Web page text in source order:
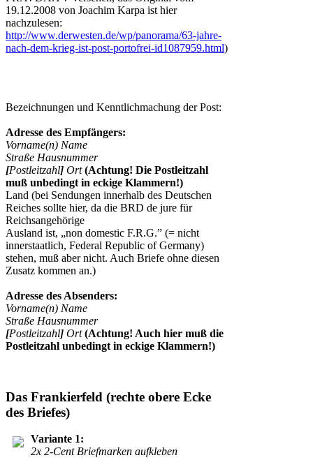
19.12.2008 von Joachim Karpa ist hier
nachzulesen:
http://www.derwesten.de/wp/panorama/63-jahre-
nach-dem-krieg-ist-post-portofrei-id1087959.html)
Bezeichnungen und Kenntlichmachung der Post:
Adresse des Empfängers:
Vorname(n) Name
Straße Hausnummer
[Postleitzahl] Ort (Achtung! Die Postleitzahl
muß unbedingt in eckige Klammern!)
Land (bei Sendungen innerhalb des Deutschen
Reiches sollte hier, da die BRD de jure für
Reichsangehörige
Ausland ist, „non domestic F.R.G.” (= nicht
innerstaatlich, Federal Republic of Germany)
stehen, muß aber nicht. Auch Briefe ohne diesen
Zusatz kommen an.)
Adresse des Absenders:
Vorname(n) Name
Straße Hausnummer
[Postleitzahl] Ort (Achtung! Auch hier muß die
Postleitzahl unbedingt in eckige Klammern!)
Das Frankierfeld (rechte obere Ecke
des Briefes)
Variante 1:
2x 2-Cent Briefmarken aufkleben